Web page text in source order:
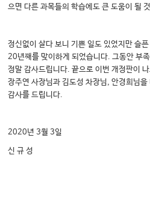
으면 다른 과목들의 학습에도 큰 도움이 될
정신없이 살다 보니 기쁜 일도 있었지만 슬
20년째를 맞이하게 되었습니다. 그동안 부
정말 감사드립니다. 끝으로 이번 개정판이
장주연 사장님과 김도성 차장님, 안경희님
감사를 드립니다.
2020년 3월 3일
신 규 성